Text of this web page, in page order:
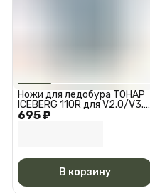
695 ₽
Ножи для ледобура ТОНАР
ICEBERG 110R для V2.0/V3.0
Мокрый лед Правое
В корзину